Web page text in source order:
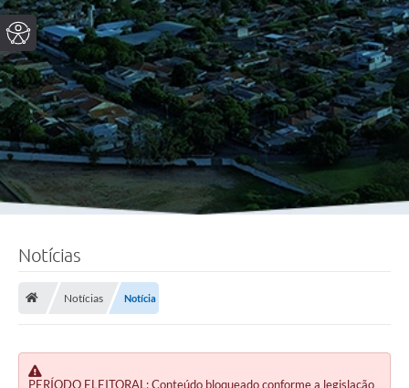
Notícias
Notícias Notícia
PERÍODO ELEITORAL: Conteúdo bloqueado conforme a legislação